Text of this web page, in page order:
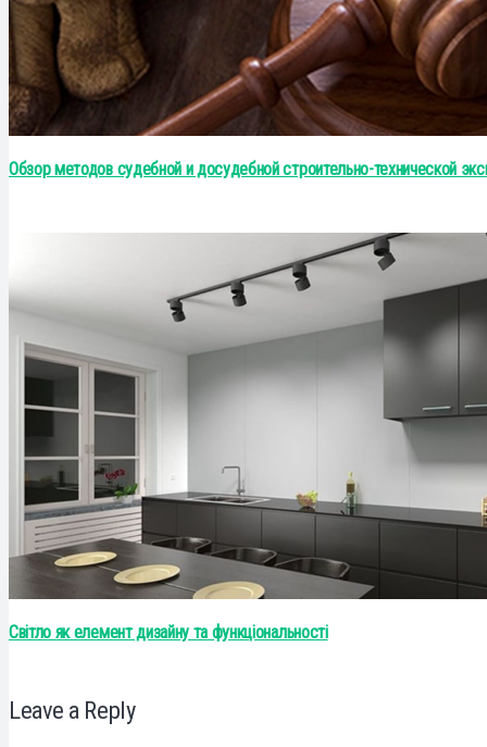
Обзор методов судебной и досудебной строительно-технической
Світло як елемент дизайну та функціональності
Leave a Reply